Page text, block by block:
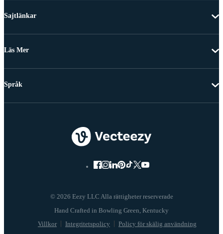
Sajtlänkar
Läs Mer
© 2026 Eezy LLC Alla rättigheter reserverade
Villkor Integritetspolicy Policy för skälig användning
Språk